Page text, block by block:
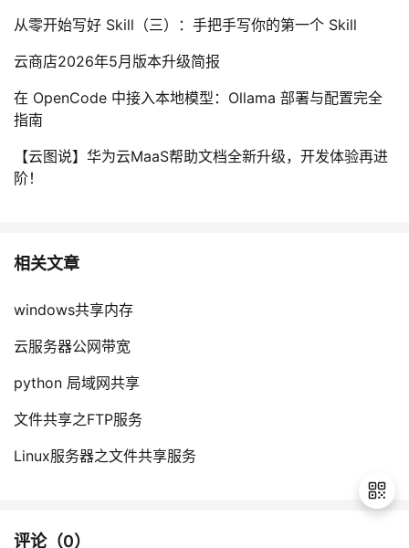
从零开始写好 Skill（三）：手把手写你的第一个 Skill
云商店2026年5月版本升级简报
在 OpenCode 中接入本地模型：Ollama 部署与配置完全
指南
【云图说】华为云MaaS帮助文档全新升级，开发体验再进
阶！
相关文章
windows共享内存
云服务器公网带宽
python 局域网共享
文件共享之FTP服务
Linux服务器之文件共享服务
评论（0）